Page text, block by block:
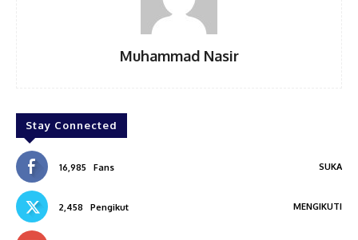
Muhammad Nasir
Stay Connected
16,985 Fans SUKA
2,458 Pengikut MENGIKUTI